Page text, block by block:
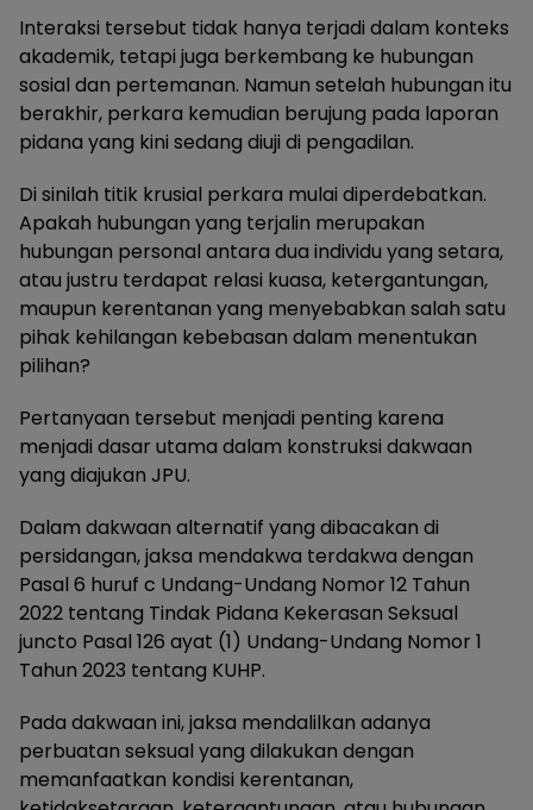
Interaksi tersebut tidak hanya terjadi dalam konteks
akademik, tetapi juga berkembang ke hubungan
sosial dan pertemanan. Namun setelah hubungan itu
berakhir, perkara kemudian berujung pada laporan
pidana yang kini sedang diuji di pengadilan.
Di sinilah titik krusial perkara mulai diperdebatkan.
Apakah hubungan yang terjalin merupakan
hubungan personal antara dua individu yang setara,
atau justru terdapat relasi kuasa, ketergantungan,
maupun kerentanan yang menyebabkan salah satu
pihak kehilangan kebebasan dalam menentukan
pilihan?
Pertanyaan tersebut menjadi penting karena
menjadi dasar utama dalam konstruksi dakwaan
yang diajukan JPU.
Dalam dakwaan alternatif yang dibacakan di
persidangan, jaksa mendakwa terdakwa dengan
Pasal 6 huruf c Undang-Undang Nomor 12 Tahun
2022 tentang Tindak Pidana Kekerasan Seksual
juncto Pasal 126 ayat (1) Undang-Undang Nomor 1
Tahun 2023 tentang KUHP.
Pada dakwaan ini, jaksa mendalilkan adanya
perbuatan seksual yang dilakukan dengan
memanfaatkan kondisi kerentanan,